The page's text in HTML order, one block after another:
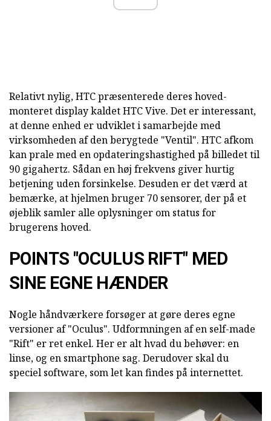
Relativt nylig, HTC præsenterede deres hoved-
monteret display kaldet HTC Vive. Det er interessant,
at denne enhed er udviklet i samarbejde med
virksomheden af den berygtede "Ventil". HTC afkom
kan prale med en opdateringshastighed på billedet til
90 gigahertz. Sådan en høj frekvens giver hurtig
betjening uden forsinkelse. Desuden er det værd at
bemærke, at hjelmen bruger 70 sensorer, der på et
øjeblik samler alle oplysninger om status for
brugerens hoved.
POINTS "OCULUS RIFT" MED
SINE EGNE HÆNDER
Nogle håndværkere forsøger at gøre deres egne
versioner af "Oculus". Udformningen af en self-made
"Rift" er ret enkel. Her er alt hvad du behøver: en
linse, og en smartphone sag. Derudover skal du
speciel software, som let kan findes på internettet.